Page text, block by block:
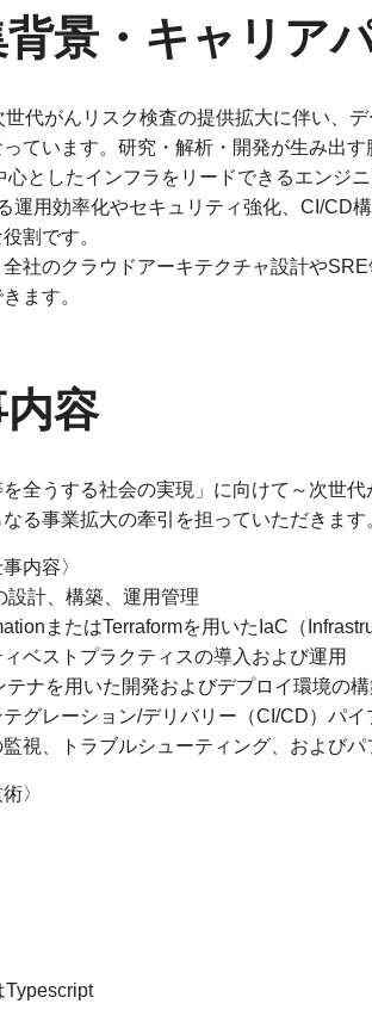
景・キャリア
代がんリスク検査の提供拡大に伴い、
ています。研究・解析・開発が生み出
心としたインフラをリードできるエンジ
運用効率化やセキュリティ強化、CI/CD
割です。
社のクラウドアーキテクチャ設計や
ます。
容
を全うする社会の実現」に向けて～次世
る事業拡大の牽引を担っていただきます
内容〉
設計、構築、運用管理
またはTerraformを用いたIaC（
ィベストプラクティスの導入および運用
テナを用いた開発およびデプロイ環境の
テグレーション/デリバリー（CI/CD）パ
監視、トラブルシューティング、および
〉
Typescript